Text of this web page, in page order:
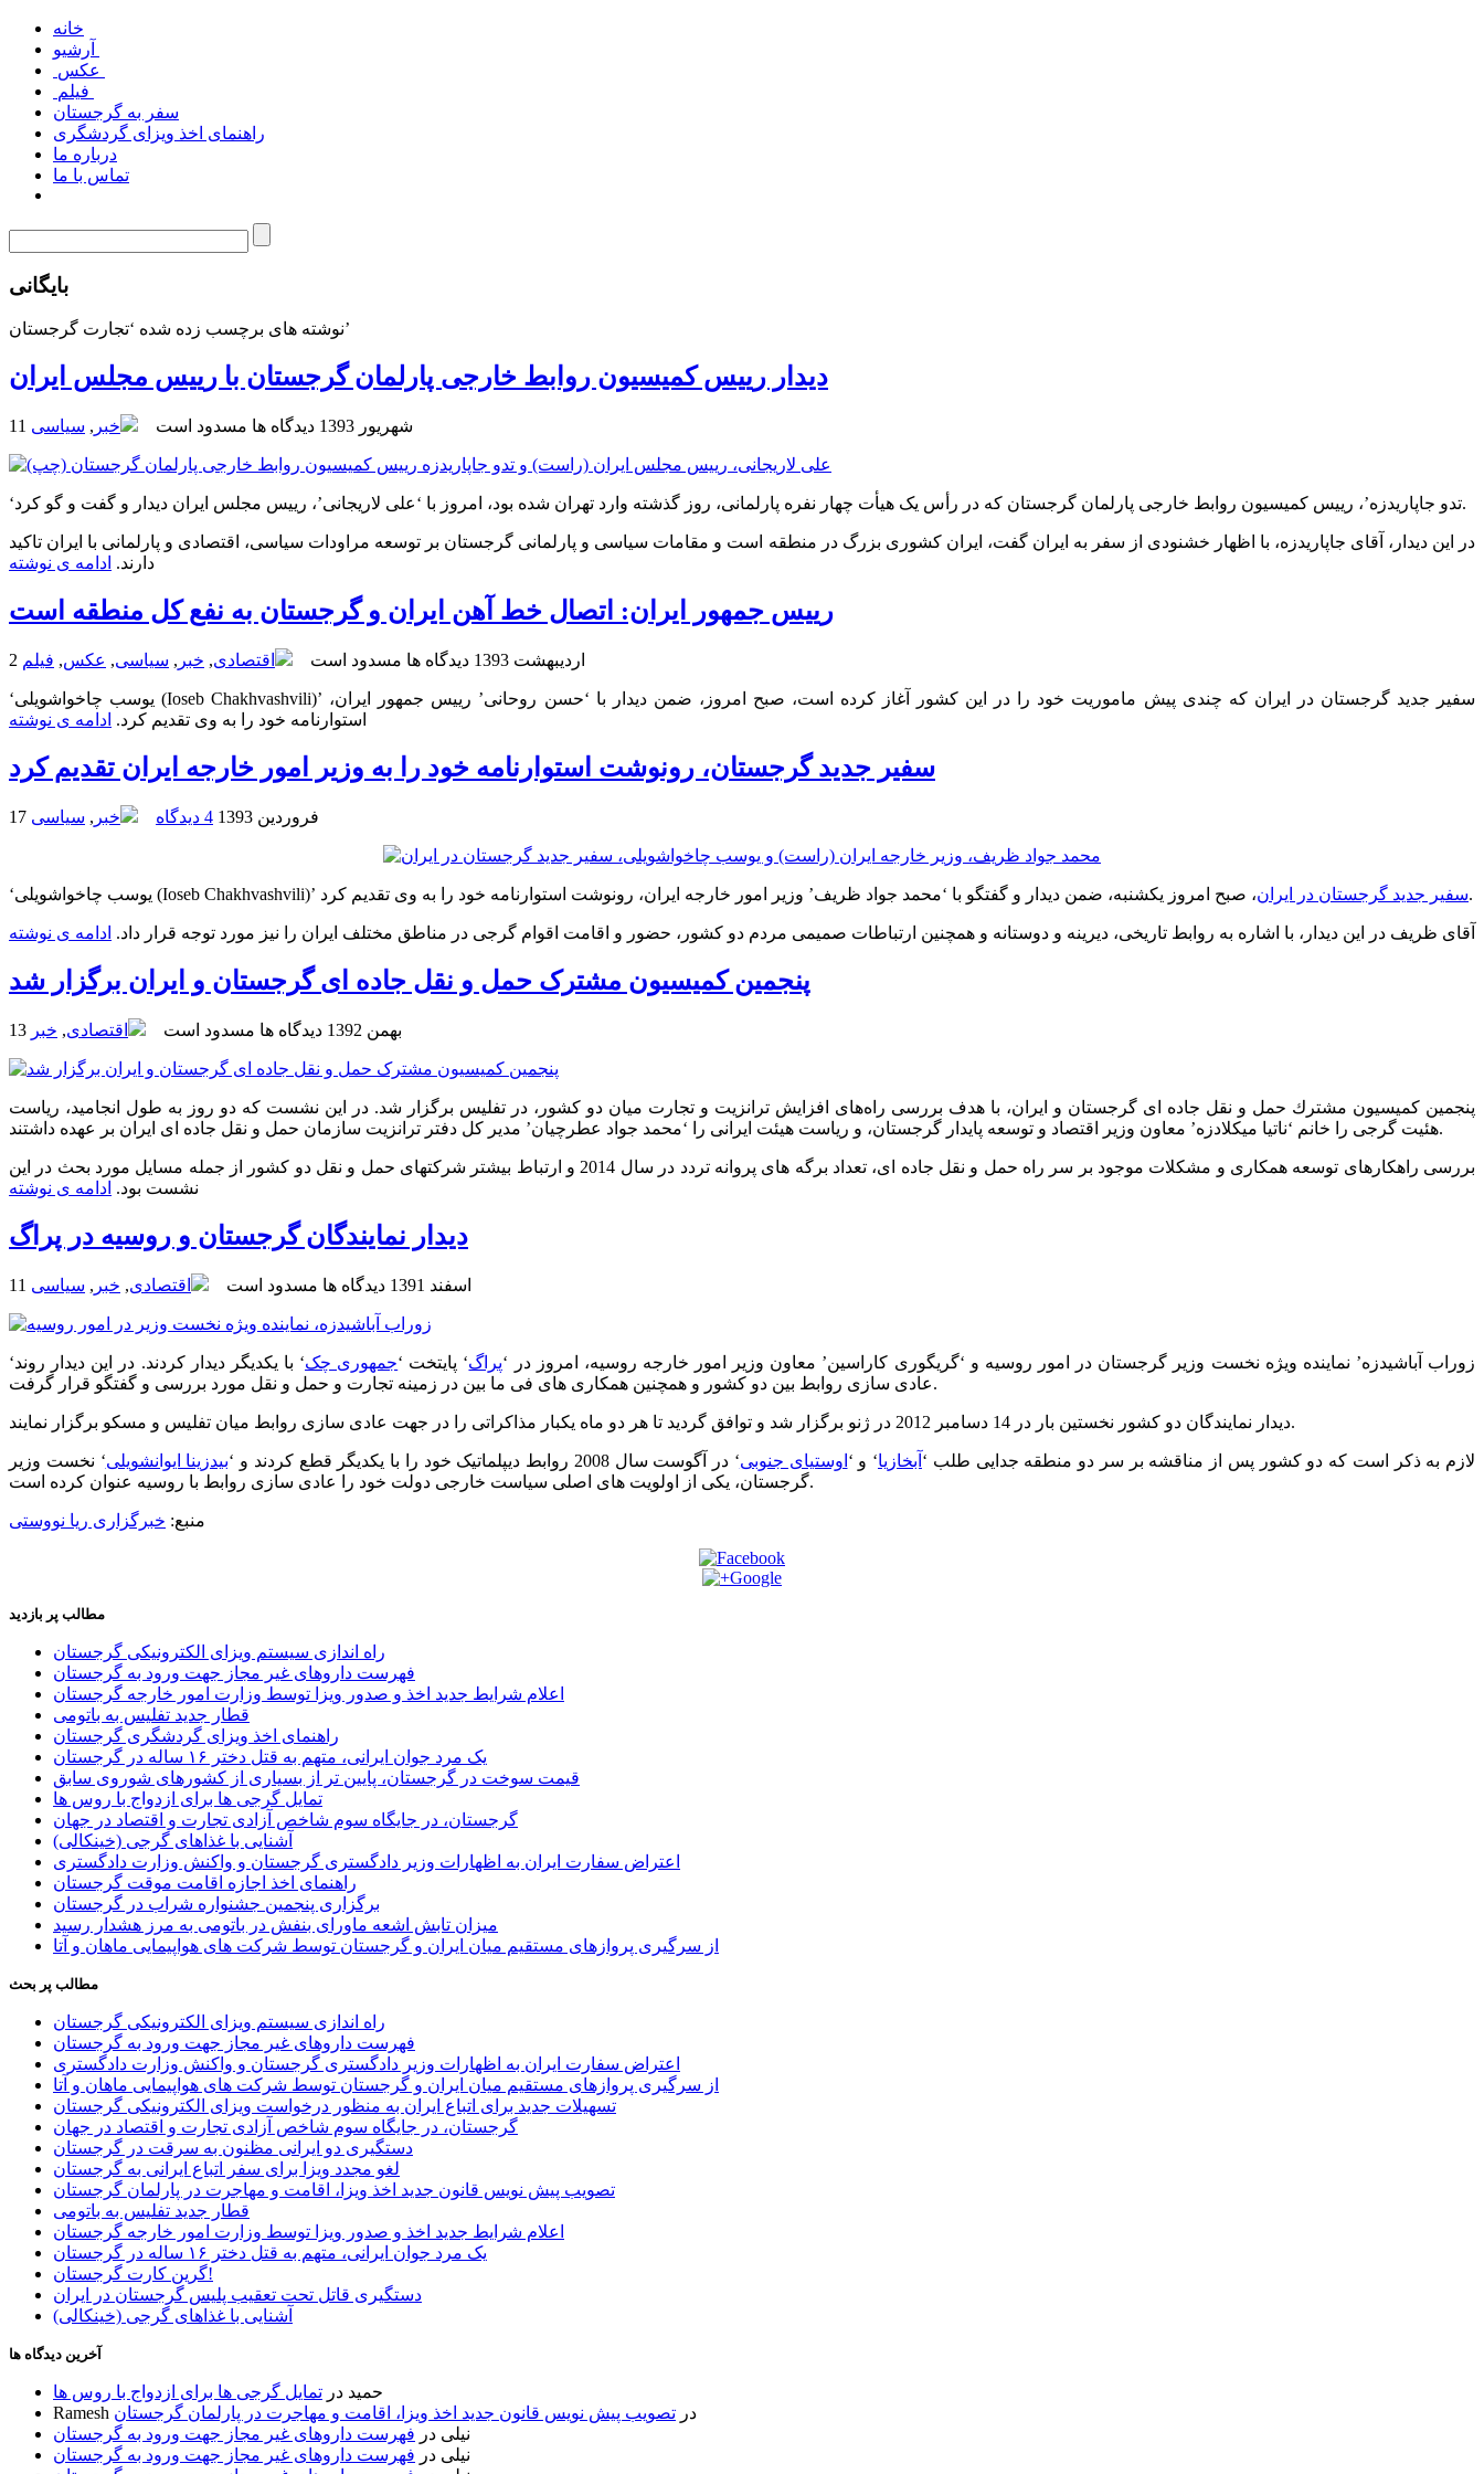
خانه
سفر به گرجستان
راهنمای اخذ ویزای گردشگری
درباره ما
تماس با ما
بایگانی
نوشته های برچسب زده شده ‘تجارت گرجستان’
دیدار رییس کمیسیون روابط خارجی پارلمان گرجستان با رییس مجلس ایران
11 شهریور 1393 دیدگاه ها مسدود است خبر , سیاسی
‘تدو جاپاریدزه’، رییس کمیسیون روابط خارجی پارلمان گرجستان که در رأس یک هیأت چهار نفره پارلمانی، روز گذشته وارد تهران شده بود، امروز با ‘علی لاریجانی’، رییس مجلس ایران دیدار و گفت و گو کرد.
در این دیدار، آقای جاپاریدزه، با اظهار خشنودی از سفر به ایران گفت، ایران کشوری بزرگ در منطقه است و مقامات سیاسی و پارلمانی گرجستان بر توسعه مراودات سیاسی، اقتصادی و پارلمانی با ایران تاکید
دارند. ادامه ی نوشته
رییس جمهور ایران: اتصال خط آهن ایران و گرجستان به نفع کل منطقه است
2 اردیبهشت 1393 دیدگاه ها مسدود است اقتصادی, خبر , سیاسی, عکس, فیلم
‘یوسب چاخواشویلی (Ioseb Chakhvashvili)’ سفیر جدید گرجستان در ایران که چندی پیش ماموریت خود را در این کشور آغاز کرده است، صبح امروز، ضمن دیدار با ‘حسن روحانی’ رییس جمهور ایران،
استوارنامه خود را به وی تقدیم کرد. ادامه ی نوشته
سفير جديد گرجستان، رونوشت استوارنامه خود را به وزیر امور خارجه ایران تقدیم کرد
17 فروردین 1393 4 دیدگاه خبر , سیاسی
‘یوسب چاخواشویلی (Ioseb Chakhvashvili)’ سفیر جدید گرجستان در ایران، صبح امروز یکشنبه، ضمن دیدار و گفتگو با ‘محمد جواد ظریف’ وزیر امور خارجه ایران، رونوشت استوارنامه خود را به وی تقدیم کرد.
آقای ظریف در این دیدار، با اشاره به روابط تاریخی، دیرینه و دوستانه و همچنین ارتباطات صمیمی مردم دو کشور، حضور و اقامت اقوام گرجی در مناطق مختلف ایران را نیز مورد توجه قرار داد. ادامه ی نوشته
پنجمین کمیسیون مشترک حمل و نقل جاده ای گرجستان و ایران برگزار شد
13 بهمن 1392 دیدگاه ها مسدود است اقتصادی, خبر
پنجمين كميسيون مشترك حمل و نقل جاده ای گرجستان و ایران، با هدف بررسی راه‌های افزایش ترانزیت و تجارت میان دو کشور، در تفليس برگزار شد. در این نشست که دو روز به طول انجامید، ریاست
هئیت گرجی را خانم ‘ناتیا میکلادزه’ معاون وزیر اقتصاد و توسعه پایدار گرجستان، و ریاست هیئت ایرانی را ‘محمد جواد عطرچیان’ مدیر کل دفتر ترانزیت سازمان حمل و نقل جاده ای ایران بر عهده داشتند.
بررسی راهکارهای توسعه همکاری و مشکلات موجود بر سر راه حمل و نقل جاده ای، تعداد برگه های پروانه تردد در سال 2014 و ارتباط بیشتر شرکتهای حمل و نقل دو کشور از جمله مسایل مورد بحث در این
نشست بود. ادامه ی نوشته
دیدار نمایندگان گرجستان و روسیه در پراگ
11 اسفند 1391 دیدگاه ها مسدود است اقتصادی, خبر , سیاسی
‘زوراب آباشیدزه’ نماینده ویژه نخست وزیر گرجستان در امور روسیه و ‘گریگوری کاراسین’ معاون وزیر امور خارجه روسیه، امروز در ‘پراگ‘ پایتخت ‘جمهوری چک‘ با یکدیگر دیدار کردند. در این دیدار روند
عادی سازی روابط بین دو کشور و همچنین همکاری های فی ما بین در زمینه تجارت و حمل و نقل مورد بررسی و گفتگو قرار گرفت.
دیدار نمایندگان دو کشور نخستین بار در 14 دسامبر 2012 در ژنو برگزار شد و توافق گردید تا هر دو ماه یکبار مذاکراتی را در جهت عادی سازی روابط میان تفلیس و مسکو برگزار نمایند.
لازم به ذکر است که دو کشور پس از مناقشه بر سر دو منطقه جدایی طلب ‘ آبخازیا‘ و ‘ اوستیای جنوبی‘ در آگوست سال 2008 روابط دیپلماتیک خود را با یکدیگر قطع کردند و ‘ بیدزینا ایوانشویلی‘ نخست وزیر
گرجستان، یکی از اولویت های اصلی سیاست خارجی دولت خود را عادی سازی روابط با روسیه عنوان کرده است.
منبع: خبرگزاری ریا نووستی
مطالب پر بازدید
راه اندازی سیستم ویزای الکترونیکی گرجستان
فهرست داروهای غیر مجاز جهت ورود به گرجستان
اعلام شرایط جدید اخذ و صدور ویزا توسط وزارت امور خارجه گرجستان
قطار جدید تفلیس به باتومی
راهنمای اخذ ویزای گردشگری گرجستان
یک مرد جوان ایرانی، متهم به قتل دختر ۱۶ ساله در گرجستان
قیمت سوخت در گرجستان، پایین تر از بسیاری از کشورهای شوروی سابق
تمایل گرجی ها برای ازدواج با روس ها
گرجستان، در جایگاه سوم شاخص آزادی تجارت و اقتصاد در جهان
آشنایی با غذاهای گرجی (خینکالی)
اعتراض سفارت ایران به اظهارات وزیر دادگستری گرجستان و واکنش وزارت دادگستری
راهنمای اخذ اجازه اقامت موقت گرجستان
برگزاری پنجمین جشنواره شراب در گرجستان
میزان تابش اشعه ماورای بنفش در باتومی به مرز هشدار رسید
از سرگیری پروازهای مستقیم میان ایران و گرجستان توسط شرکت های هواپیمایی ماهان و آتا
مطالب پر بحث
راه اندازی سیستم ویزای الکترونیکی گرجستان
فهرست داروهای غیر مجاز جهت ورود به گرجستان
اعتراض سفارت ایران به اظهارات وزیر دادگستری گرجستان و واکنش وزارت دادگستری
از سرگیری پروازهای مستقیم میان ایران و گرجستان توسط شرکت های هواپیمایی ماهان و آتا
تسهیلات جدید برای اتباع ایران به منظور درخواست ویزای الکترونیکی گرجستان
گرجستان، در جایگاه سوم شاخص آزادی تجارت و اقتصاد در جهان
دستگیری دو ایرانی مظنون به سرقت در گرجستان
لغو مجدد ویزا برای سفر اتباع ایرانی به گرجستان
تصویب پیش نویس قانون جدید اخذ ویزا، اقامت و مهاجرت در پارلمان گرجستان
قطار جدید تفلیس به باتومی
اعلام شرایط جدید اخذ و صدور ویزا توسط وزارت امور خارجه گرجستان
یک مرد جوان ایرانی، متهم به قتل دختر ۱۶ ساله در گرجستان
گرین کارت گرجستان!
دستگیری قاتل تحت تعقیب پلیس گرجستان در ایران
آشنایی با غذاهای گرجی (خینکالی)
آخرین دیدگاه ها
حمید در تمایل گرجی ها برای ازدواج با روس ها
Ramesh
در تصویب پیش نویس قانون جدید اخذ ویزا، اقامت و مهاجرت در پارلمان گرجستان
نیلی در فهرست داروهای غیر مجاز جهت ورود به گرجستان
نیلی در فهرست داروهای غیر مجاز جهت ورود به گرجستان